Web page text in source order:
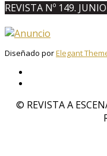
REVISTA Nº 149.
Diseñado porElegant
© REVISTA A